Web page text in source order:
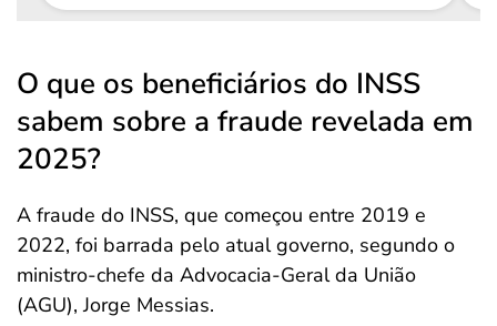
O que os beneficiários do INSS
sabem sobre a fraude revelada em
2025?
A fraude do INSS, que começou entre 2019 e
2022, foi barrada pelo atual governo, segundo o
ministro-chefe da Advocacia-Geral da União
(AGU), Jorge Messias.